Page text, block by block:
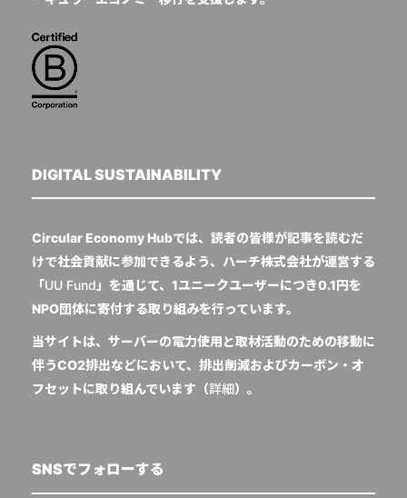
DIGITAL SUSTAINABILITY
Circular Economy Hubでは、読者の皆様が記事を読むだ
けで社会貢献に参加できるよう、ハーチ株式会社が運営する
「UU Fund 」を通じて、1ユニークユーザーにつき0.1円を
NPO団体に寄付する取り組みを行っています。
当サイトは、サーバーの電力使用と取材活動のための移動に
伴うCO2排出などにおいて、排出削減およびカーボン・オ
フセットに取り組んでいます（詳細）。
SNSでフォローする